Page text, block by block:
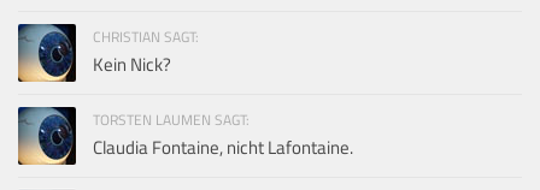
CHRISTIAN SAGT:
Kein Nick?
TORSTEN LAUMEN SAGT:
Claudia Fontaine, nicht Lafontaine.